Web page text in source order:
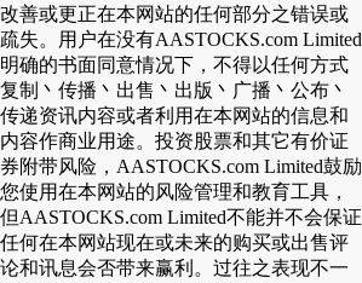
改善或更正在本网站的任何部分之错误或
疏失。用户在没有AASTOCKS.com Limited
明确的书面同意情况下，不得以任何方式
复制丶传播丶出售丶出版丶广播丶公布丶
传递资讯内容或者利用在本网站的信息和
内容作商业用途。投资股票和其它有价证
券附带风险，AASTOCKS.com Limited鼓励
您使用在本网站的风险管理和教育工具，
但AASTOCKS.com Limited不能并不会保证
任何在本网站现在或未来的购买或出售评
论和讯息会否带来赢利。过往之表现不一